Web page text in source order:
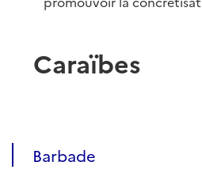
Caraïbes
Barbade